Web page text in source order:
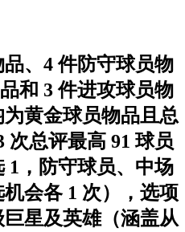
、4 件防守球员物
和 3 件进攻球员物
黄金球员物品且总
次总评最高 91 球员
1，防守球员、中场
会各 1 次），选项
星及英雄（涵盖从